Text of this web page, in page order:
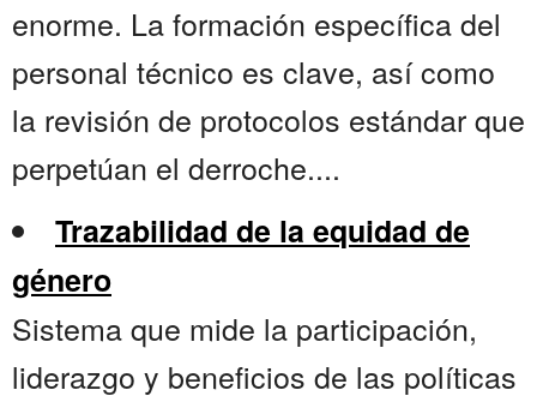
enorme. La formación específica del
personal técnico es clave, así como
la revisión de protocolos estándar que
perpetúan el derroche....
Trazabilidad de la equidad de
género
Sistema que mide la participación,
liderazgo y beneficios de las políticas